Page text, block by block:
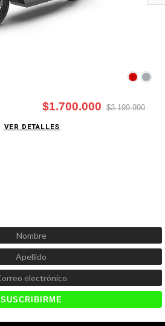
$1.700.000 $3.199.990
VER DETALLES